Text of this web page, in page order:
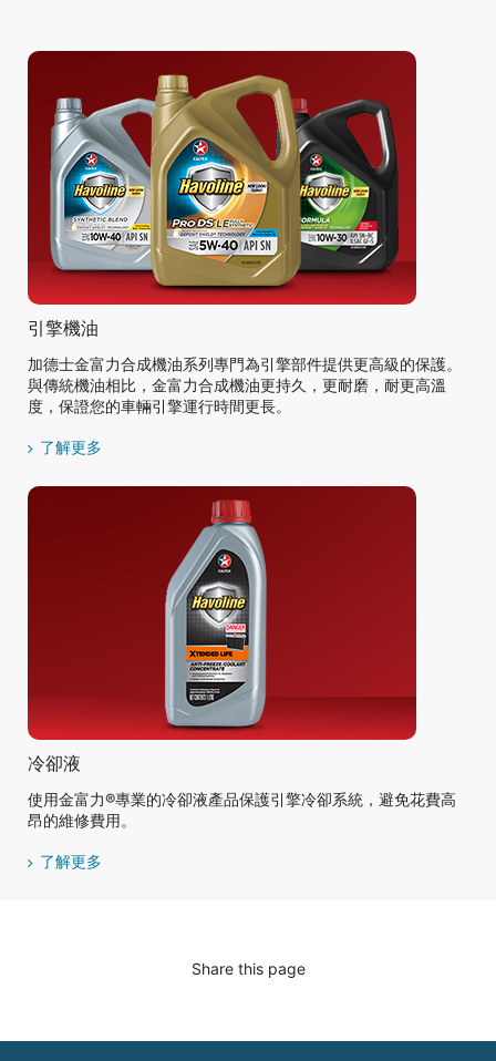
引擎機油
加德士金富力合成機油系列專門為引擎部件提供更高級的保護。
與傳統機油相比，金富力合成機油更持久，更耐磨，耐更高溫
度，保證您的車輛引擎運行時間更長。
了解更多
冷卻液
使用金富力®專業的冷卻液產品保護引擎冷卻系統，避免花費高
昂的維修費用。
了解更多
Share this page